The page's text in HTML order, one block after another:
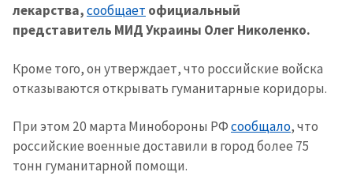
лекарства,сообщает официальный
представитель МИД Украины Олег Николенко.
Кроме того, он утверждает, что российские войска
отказываются открывать гуманитарные коридоры.
При этом 20 марта Минобороны РФсообщало, что
российские военные доставили в город более 75
тонн гуманитарной помощи.